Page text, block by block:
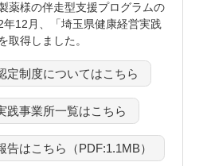
薬様の伴走型支援プログラムの
12月、「埼玉県健康経営実践
取得しました。
定制度についてはこちら
践事業所一覧はこちら
告はこちら（PDF:1.1MB）